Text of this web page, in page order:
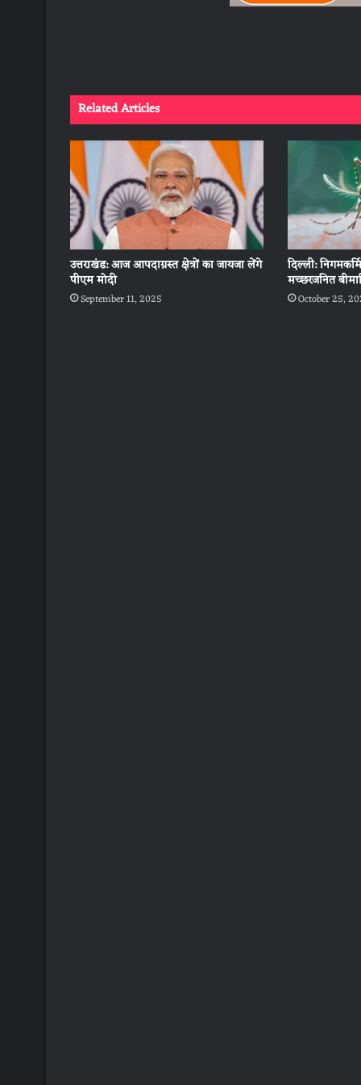
Related Articles
उत्तराखंड: आज आपदाग्रस्त क्षेत्रों का जायजा लेंगे
पीएम मोदी
September 11, 2025
दिल्ली:
मच्छरजनित
October 25,